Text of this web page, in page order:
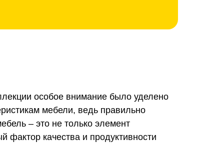
особое внимание было уделено
мебели, ведь правильно
– это не только элемент
фактор качества и продуктивности